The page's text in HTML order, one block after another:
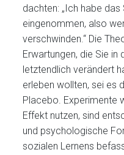
dachten: „Ich habe
eingenommen, also
verschwinden.“ Die
Erwartungen, die Sie in
letztendlich verändert
erleben wollten, sei es
Placebo. Experimente
Effekt nutzen, sind
und psychologische
sozialen Lernens